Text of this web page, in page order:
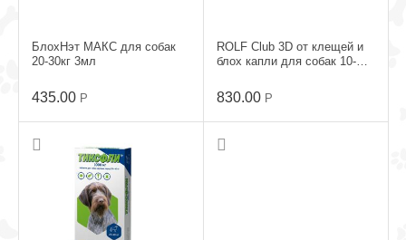
БлохНэт МАКС для собак
20-30кг 3мл
435.00 Р
ROLF Club 3D от клещей и
блох капли для собак 10-
830.00 Р